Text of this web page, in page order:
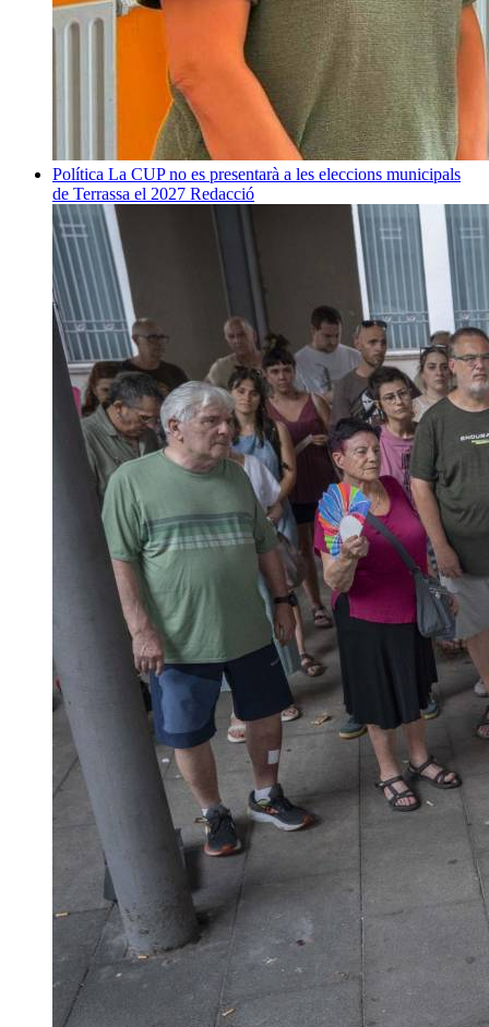
Política La CUP no es presentarà a les eleccions municipals
de Terrassa el 2027 Redacció